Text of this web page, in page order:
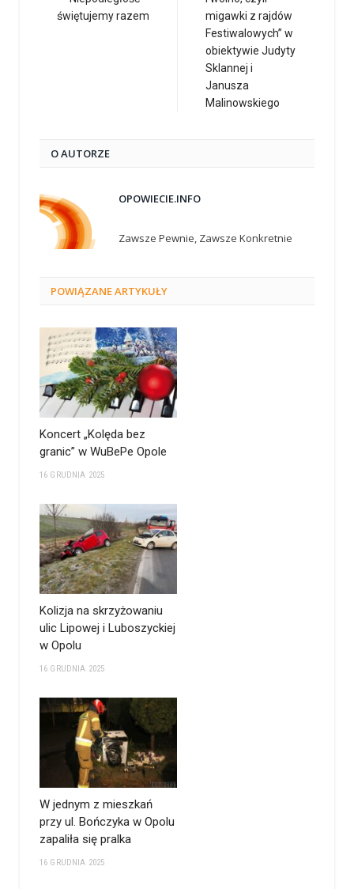
świętujemy razem
migawki z rajdów
Festiwalowych” w
obiektywie Judyty
Sklannej i
Janusza
Malinowskiego
O AUTORZE
OPOWIECIE.INFO
Zawsze Pewnie, Zawsze Konkretnie
POWIĄZANEARTYKUŁY
Koncert „Kolęda bez
granic” w WuBePe Opole
16 GRUDNIA 2025
Kolizja na skrzyżowaniu
ulic Lipowej i Luboszyckiej
w Opolu
16 GRUDNIA 2025
W jednym z mieszkań
przy ul. Bończyka w Opolu
zapaliła się pralka
16 GRUDNIA 2025